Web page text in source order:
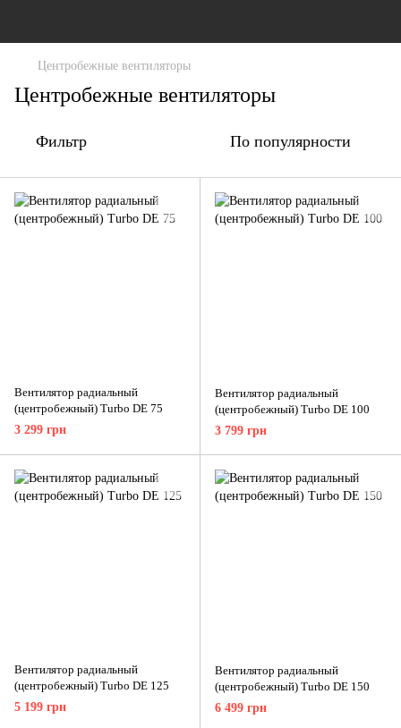
Центробежные вентиляторы
Центробежные вентиляторы
Фильтр По популярности
Вентилятор радиальный
(центробежный) Turbo DE 75
3 299 грн
Вентилятор радиальный
(центробежный) Turbo DE 100
3 799 грн
Вентилятор радиальный
(центробежный) Turbo DE 125
5 199 грн
Вентилятор радиальный
(центробежный) Turbo DE 150
6 499 грн